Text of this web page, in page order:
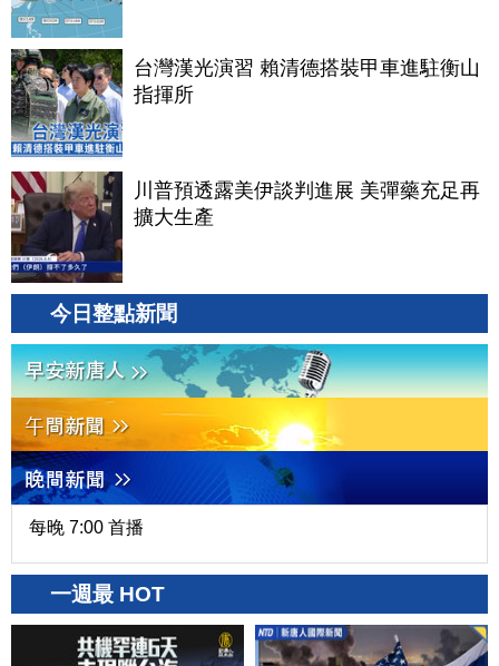
台灣漢光演習 賴清德搭裝甲車進駐衡山
指揮所
川普預透露美伊談判進展 美彈藥充足再
擴大生產
今日整點新聞
每晚 7:00 首播
一週最 HOT